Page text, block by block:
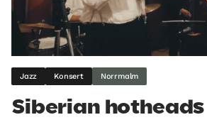
Jazz Konsert Norrmalm
Siberian hotheads